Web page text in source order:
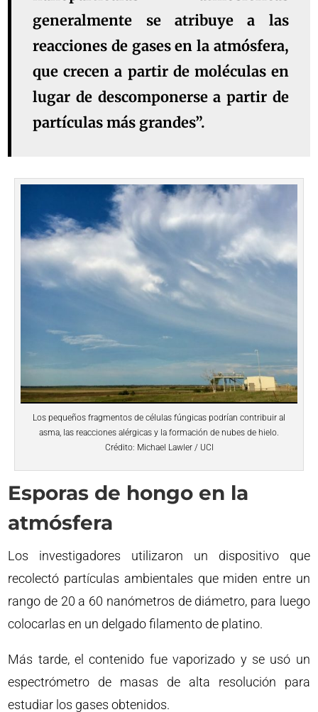
generalmente se atribuye a las
reacciones de gases en la atmósfera,
que crecen a partir de moléculas en
lugar de descomponerse a partir de
partículas más grandes”.
Los pequeños fragmentos de células fúngicas podrían contribuir al
asma, las reacciones alérgicas y la formación de nubes de hielo.
Crédito: Michael Lawler / UCI
Esporas de hongo en la
atmósfera
Los investigadores utilizaron un dispositivo que
recolectó partículas ambientales que miden entre un
rango de 20 a 60 nanómetros de diámetro, para luego
colocarlas en un delgado filamento de platino.
Más tarde, el contenido fue vaporizado y se usó un
espectrómetro de masas de alta resolución para
estudiar los gases obtenidos.